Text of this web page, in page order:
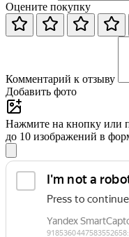
Оцените покупку
Комментарий к отзыву
Добавить фото
Нажмите на кнопку или
до 10 изображений в